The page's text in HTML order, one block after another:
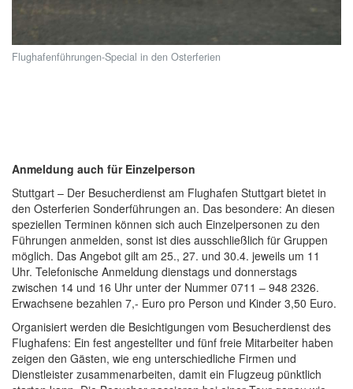
Flughafenführungen-Special in den Osterferien
Anmeldung auch für Einzelperson
Stuttgart – Der Besucherdienst am Flughafen Stuttgart bietet in
den Osterferien Sonderführungen an. Das besondere: An diesen
speziellen Terminen können sich auch Einzelpersonen zu den
Führungen anmelden, sonst ist dies ausschließlich für Gruppen
möglich. Das Angebot gilt am 25., 27. und 30.4. jeweils um 11
Uhr. Telefonische Anmeldung dienstags und donnerstags
zwischen 14 und 16 Uhr unter der Nummer 0711 – 948 2326.
Erwachsene bezahlen 7,- Euro pro Person und Kinder 3,50 Euro.
Organisiert werden die Besichtigungen vom Besucherdienst des
Flughafens: Ein fest angestellter und fünf freie Mitarbeiter haben
zeigen den Gästen, wie eng unterschiedliche Firmen und
Dienstleister zusammenarbeiten, damit ein Flugzeug pünktlich